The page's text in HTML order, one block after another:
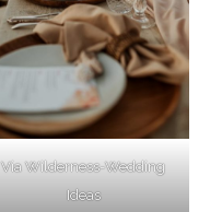
Via Wilderness-Wedding
Ideas